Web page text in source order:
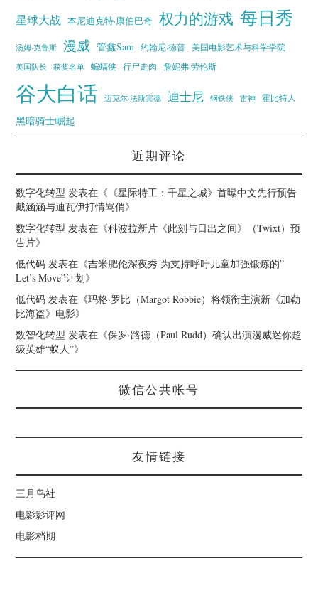
星球大战 本尼迪克特·康伯巴奇 权力的游戏 每日秀
汤姆·克鲁斯 漫威 管鑫Sam 约翰尼·德普
美国电影艺术与科学学院
美国队长
获奖名单 蝙蝠侠 行尸走肉 詹妮弗·劳伦斯
谷大白话 迈克尔·法斯宾德 迪士尼 钢铁侠 雷神 霍比特人
黑暗骑士崛起
近期评论
数字化转型 发表在《 《星际特工：千星之城》首曝中文先行预告
戴涵涵与迪瓦伊打情骂俏》
数字化转型 发表在《科波拉新片《此刻与日出之间》（Twixt）预
告片》
低代码 发表在《吉米肥伦深夜秀 为支持呼吁儿童加强锻炼的”
Let’s Move”计划》
低代码 发表在《玛格·罗比（Margot Robbie）将领衔主演新《加勒
比海盗》电影》
数智化转型 发表在《保罗·路德（Paul Rudd）确认出演漫威迷你超
级英雄“蚁人”》
微信公共帐号
友情链接
三月鸟社
电影影评网
电影档期